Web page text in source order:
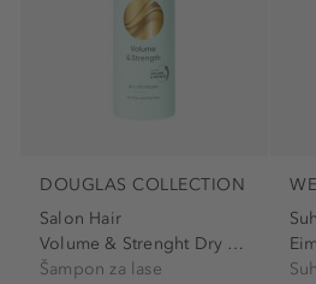
DOUGLAS COLLECTION
Salon Hair
Volume & Strenght Dry Shampoo
Šampon za lase